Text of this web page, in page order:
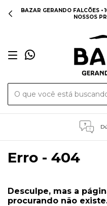
BAZAR GERANDO FALCÕES •
NOSSOS
Erro - 404
Desculpe, mas a
procurando não